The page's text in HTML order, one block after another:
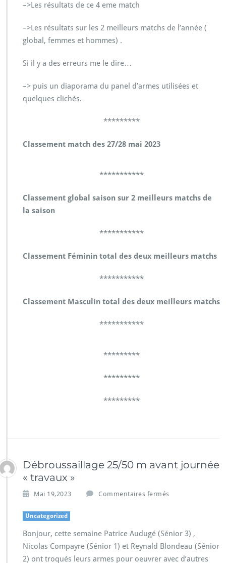
–>Les résultats de ce 4 eme match
–>Les résultats sur les 2 meilleurs matchs de l’année (
global, femmes et hommes) .
Si il y a des erreurs me le dire…
–> puis un diaporama du panel d’armes utilisées et
quelques clichés.
*********
Classement match des 27/28 mai 2023
***********
Classement global saison sur 2 meilleurs matchs de
la saison
***********
Classement Féminin total des deux meilleurs matchs
***********
Classement Masculin total des deux meilleurs matchs
***********
*********
*********
*********
Débroussaillage 25/50 m avant journée
« travaux »
Mai 19,2023 Commentaires fermés
Uncategorized
Bonjour, cette semaine Patrice Audugé (Sénior 3) ,
Nicolas Compayre (Sénior 1) et Reynald Blondeau (Sénior
2) ont troqués leurs armes pour oeuvrer avec d’autres